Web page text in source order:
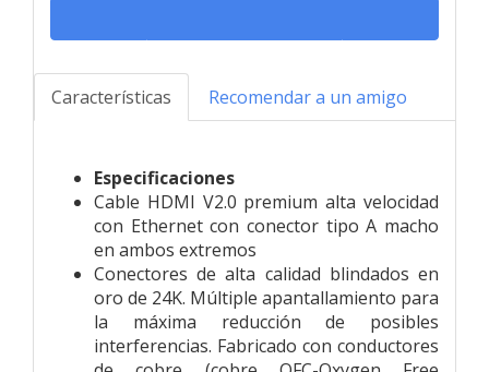
Características Recomendar a un amigo
Especificaciones
Cable HDMI V2.0 premium alta velocidad
con Ethernet con conector tipo A macho
en ambos extremos
Conectores de alta calidad blindados en
oro de 24K. Múltiple apantallamiento para
la máxima reducción de posibles
interferencias. Fabricado con conductores